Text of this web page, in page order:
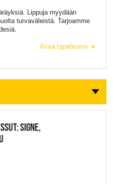
Lippuja myydään
turvaväleistä. Tarjoamme
Avaa tapahtuma
SIGNE,